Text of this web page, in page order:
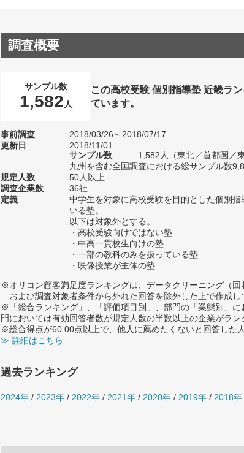
調査概要
サンプル数
1,582 人
この高校受験 個別指導塾 近畿ラ
ています。
事前調査
2018/03/26～2018/07/17
更新日
2018/11/01
サンプル数
1,582人（東北／首都圏／
九州を含む全国調査における総サンプル数
規定人数
50人以上
調査企業数
36社
定義
中学生を対象に高校受験を目的とした個別指
いる塾。
以下は対象外とする。
・高校受験向けではない塾
・中高一貫校生向けの塾
・一部の教科のみを扱っている塾
・映像授業が主体の塾
※オリコン顧客満足度ランキングは、データクリーニング（回
および調査対象者条件から外れた回答を除外した上で作成し
※「総合ランキング」、「評価項目別」、部門の「業態別」
門においては有効回答者数が規定人数の半数以上の企業がラン
※総合得点が60.00点以上で、他人に薦めたくないと回答した
≫ 詳細はこちら
過去ランキング
2024年 / 2023年 / 2022年 / 2021年 / 2020年 / 2019年 / 2018年